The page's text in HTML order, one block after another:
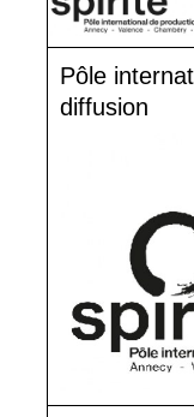
Pôle
diffusion